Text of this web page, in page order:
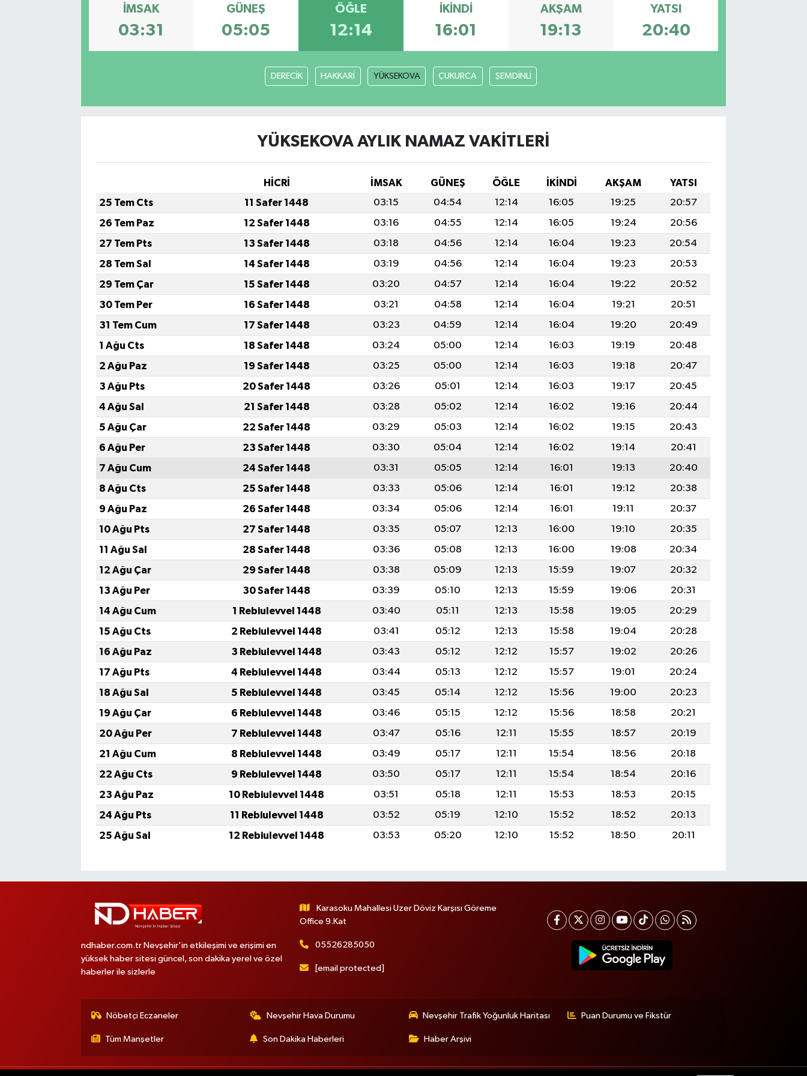
İMSAK
03:31
GÜNEŞ
05:05
ÖĞLE
12:14
İKINDI
16:01
AKŞAM
19:13
YATSI
20:40
DERECİK HAKKARİ YÜKSEKOVA ÇUKURCA ŞEMDİNLİ
YÜKSEKOVA AYLIK NAMAZ VAKITLERI
HİCRİ İMSAK GÜNEŞ ÖĞLE İKINDI AKŞAM
YATSI
25 Tem Cts
11 Safer 1448 03:15 04:54 12:14 16:05 19:25
20:57
26 Tem Paz
12 Safer 1448 03:16 04:55 12:14 16:05 19:24
20:56
27 Tem Pts
13 Safer 1448 03:18 04:56 12:14 16:04 19:23
20:54
28 Tem Sal
14 Safer 1448 03:19 04:56 12:14 16:04 19:23
20:53
29 Tem Çar
15 Safer 1448 03:20 04:57 12:14 16:04 19:22
20:52
30 Tem Per
16 Safer 1448 03:21 04:58 12:14 16:04 19:21
20:51
31 Tem Cum
17 Safer 1448 03:23 04:59 12:14 16:04 19:20
20:49
1 Ağu Cts
18 Safer 1448 03:24 05:00 12:14 16:03 19:19
20:48
2 Ağu Paz
19 Safer 1448 03:25 05:00 12:14 16:03 19:18
20:47
3 Ağu Pts
20 Safer 1448 03:26 05:01 12:14 16:03 19:17
20:45
4 Ağu Sal
21 Safer 1448 03:28 05:02 12:14 16:02 19:16
20:44
5 Ağu Çar
22 Safer 1448 03:29 05:03 12:14 16:02 19:15
20:43
6 Ağu Per
23 Safer 1448 03:30 05:04 12:14 16:02 19:14
20:41
7 Ağu Cum
24 Safer 1448 03:31 05:05 12:14 16:01 19:13
20:40
8 Ağu Cts
25 Safer 1448 03:33 05:06 12:14 16:01 19:12
20:38
9 Ağu Paz
26 Safer 1448 03:34 05:06 12:14 16:01 19:11
20:37
10 Ağu Pts
27 Safer 1448 03:35 05:07 12:13 16:00 19:10
20:35
11 Ağu Sal
28 Safer 1448 03:36 05:08 12:13 16:00 19:08
20:34
12 Ağu Çar
29 Safer 1448 03:38 05:09 12:13 15:59 19:07
20:32
13 Ağu Per
30 Safer 1448 03:39 05:10 12:13 15:59 19:06
20:31
14 Ağu Cum
1 Rebiulevvel 1448 03:40 05:11 12:13 15:58 19:05
20:29
15 Ağu Cts
2 Rebiulevvel 1448 03:41 05:12 12:13 15:58 19:04
20:28
16 Ağu Paz
3 Rebiulevvel 1448 03:43 05:12 12:12 15:57 19:02
20:26
17 Ağu Pts
4 Rebiulevvel 1448 03:44 05:13 12:12 15:57 19:01
20:24
18 Ağu Sal
5 Rebiulevvel 1448 03:45 05:14 12:12 15:56 19:00
20:23
19 Ağu Çar
6 Rebiulevvel 1448 03:46 05:15 12:12 15:56 18:58
20:21
20 Ağu Per
7 Rebiulevvel 1448 03:47 05:16 12:11 15:55 18:57
20:19
21 Ağu Cum
8 Rebiulevvel 1448 03:49 05:17 12:11 15:54 18:56
20:18
22 Ağu Cts
9 Rebiulevvel 1448 03:50 05:17 12:11 15:54 18:54
20:16
23 Ağu Paz
10 Rebiulevvel 1448 03:51 05:18 12:11 15:53 18:53
20:15
24 Ağu Pts
11 Rebiulevvel 1448 03:52 05:19 12:10 15:52 18:52
20:13
25 Ağu Sal
12 Rebiulevvel 1448 03:53 05:20 12:10 15:52 18:50 20:11
ndhaber.com.tr Nevşehir'in etkileşimi ve erişimi en
yüksek haber sitesi güncel, son dakika yerel ve özel
haberler ile sizlerle
Karasoku Mahallesi Uzer Döviz Karşısı Göreme
Office 9.Kat
05526285050
[email protected]
Nöbetçi Eczaneler Nevşehir Hava Durumu Nevşehir Trafik Yoğunluk Haritası Puan Durumu ve Fikstür
Tüm Manşetler Son Dakika Haberleri Haber Arşivi